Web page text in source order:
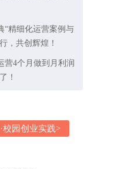
“精细化运营案例与
，共创辉煌！
营4个月做到月利润
！
校园创业实践>